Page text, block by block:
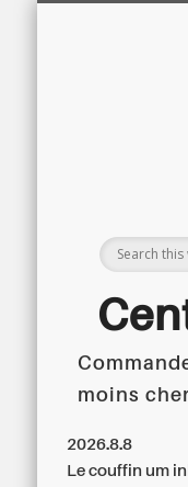
Centre régional du
moins
2026.8.8
Le couffin um